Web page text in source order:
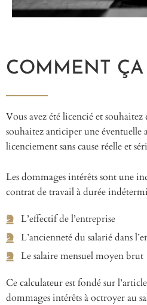
COMMENT ÇA
Vous avez été licencié et
souhaitez anticiper une
licenciement sans cause réelle et
Les dommages intérêts sont une
contrat de travail à durée
L’effectif de l’entreprise
L’ancienneté du salarié dans
Le salaire mensuel moyen brut
Ce calculateur est fondé sur l’article
dommages intérêts à octroyer au